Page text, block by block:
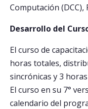
Computación (DCC),
Desarrollo del
El curso de
horas totales,
sincrónicas y 3
El curso en su 7°
calendario del